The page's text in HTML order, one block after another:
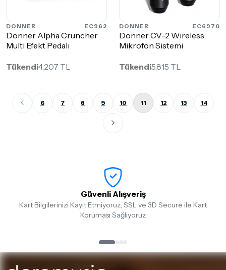
DONNER EC962
Donner Alpha Cruncher
Multi Efekt Pedalı
Tükendi4,207 TL
DONNER EC6970
Donner CV-2 Wireless
Mikrofon Sistemi
Tükendi5,815 TL
6 7 8 9 10 11 12 13 14
Güvenli Alışveriş
Kart Bilgilerinizi Kayıt Etmiyoruz, SSL ve 3D Secure ile Kart
Koruması Sağlıyoruz